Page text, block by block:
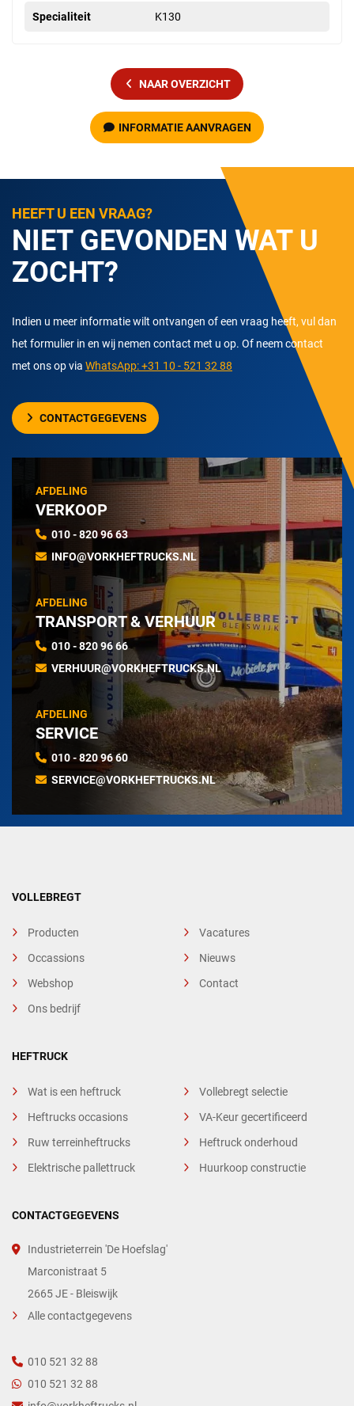
Specialiteit K130
NAAR OVERZICHT
INFORMATIE AANVRAGEN
HEEFT U EEN VRAAG?
NIET GEVONDEN WAT U
ZOCHT?
Indien u meer informatie wilt ontvangen of een vraag heeft, vul dan
het formulier in en wij nemen contact met u op. Of neem contact
met ons op via WhatsApp: +31 10 - 521 32 88
CONTACTGEGEVENS
AFDELING
VERKOOP
010 - 820 96 63
INFO@VORKHEFTRUCKS.NL
AFDELING
TRANSPORT & VERHUUR
010 - 820 96 66
VERHUUR@VORKHEFTRUCKS.NL
AFDELING
SERVICE
010 - 820 96 60
SERVICE@VORKHEFTRUCKS.NL
VOLLEBREGT
Producten
Occassions
Webshop
Ons bedrijf
Vacatures
Nieuws
Contact
HEFTRUCK
Wat is een heftruck
Heftrucks occasions
Ruw terreinheftrucks
Elektrische pallettruck
Vollebregt selectie
VA-Keur gecertificeerd
Heftruck onderhoud
Huurkoop constructie
CONTACTGEGEVENS
Industrieterrein 'De Hoefslag'
Marconistraat 5
2665 JE - Bleiswijk
Alle contactgegevens
010 521 32 88
010 521 32 88